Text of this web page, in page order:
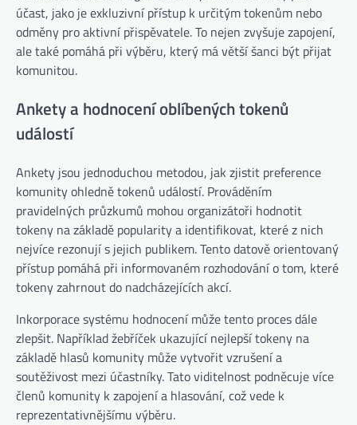
účast, jako je exkluzivní přístup k určitým tokenům nebo
odměny pro aktivní přispěvatele. To nejen zvyšuje zapojení,
ale také pomáhá při výběru, který má větší šanci být přijat
komunitou.
Ankety a hodnocení oblíbených tokenů
událostí
Ankety jsou jednoduchou metodou, jak zjistit preference
komunity ohledně tokenů událostí. Prováděním
pravidelných průzkumů mohou organizátoři hodnotit
tokeny na základě popularity a identifikovat, které z nich
nejvíce rezonují s jejich publikem. Tento datově orientovaný
přístup pomáhá při informovaném rozhodování o tom, které
tokeny zahrnout do nadcházejících akcí.
Inkorporace systému hodnocení může tento proces dále
zlepšit. Například žebříček ukazující nejlepší tokeny na
základě hlasů komunity může vytvořit vzrušení a
soutěživost mezi účastníky. Tato viditelnost podněcuje více
členů komunity k zapojení a hlasování, což vede k
reprezentativnějšímu výběru.